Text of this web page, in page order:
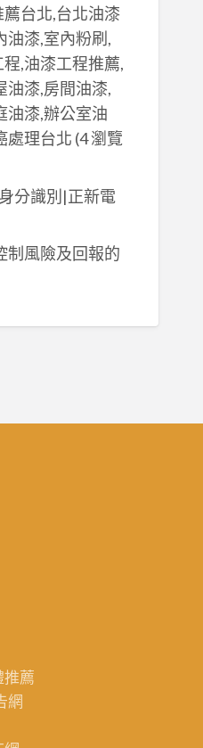
台北,台北油漆
油漆,室內粉刷,
,油漆工程推薦,
油漆,房間油漆,
油漆,辦公室油
處理台北 (4 瀏覽
分識別|正新電
制風險及回報的
推薦
網